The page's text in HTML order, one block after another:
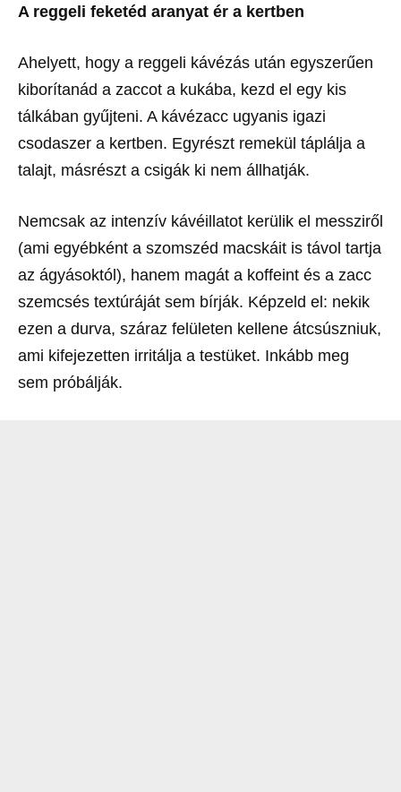
A reggeli feketéd aranyat ér a kertben
Ahelyett, hogy a reggeli kávézás után egyszerűen
kiborítanád a zaccot a kukába, kezd el egy kis
tálkában gyűjteni. A kávézacc ugyanis igazi
csodaszer a kertben. Egyrészt remekül táplálja a
talajt, másrészt a csigák ki nem állhatják.
Nemcsak az intenzív kávéillatot kerülik el messziről
(ami egyébként a szomszéd macskáit is távol tartja
az ágyásoktól), hanem magát a koffeint és a zacc
szemcsés textúráját sem bírják. Képzeld el: nekik
ezen a durva, száraz felületen kellene átcsúszniuk,
ami kifejezetten irritálja a testüket. Inkább meg
sem próbálják.